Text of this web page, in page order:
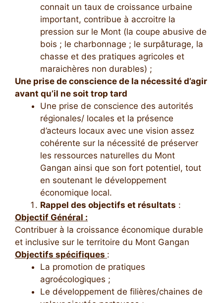
connait un taux de croissance urbaine
important, contribue à accroitre la
pression sur le Mont (la coupe abusive de
bois ; le charbonnage ; le surpâturage, la
chasse et des pratiques agricoles et
maraichères non durables) ;
Une prise de conscience de la nécessité d’agir
avant qu’il ne soit trop tard
Une prise de conscience des autorités
régionales/ locales et la présence
d’acteurs locaux avec une vision assez
cohérente sur la nécessité de préserver
les ressources naturelles du Mont
Gangan ainsi que son fort potentiel, tout
en soutenant le développement
économique local.
Rappel des objectifs et résultats :
Objectif Général :
Contribuer à la croissance économique durable
et inclusive sur le territoire du Mont Gangan
Objectifs spécifiques :
La promotion de pratiques
agroécologiques ;
Le développement de filières/chaines de